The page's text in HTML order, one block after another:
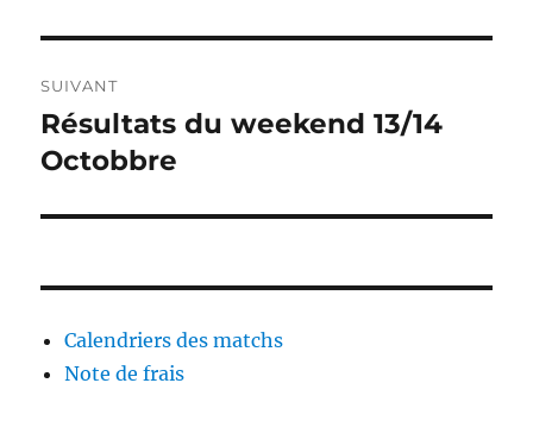
SUIVANT
Publication
suivante :
Résultats du weekend 13/14
Octobbre
Calendriers des matchs
Note de frais